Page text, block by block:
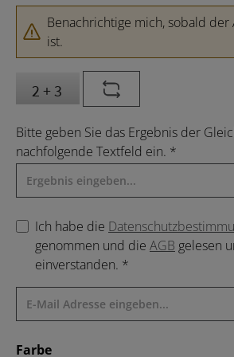
Benachrichtige mich, sobald
ist.
Bitte geben Sie das Ergebnis der
nachfolgende Textfeld ein. *
Ich habe die
genommen und die AGB gelesen
einverstanden. *
Farbeauswählen